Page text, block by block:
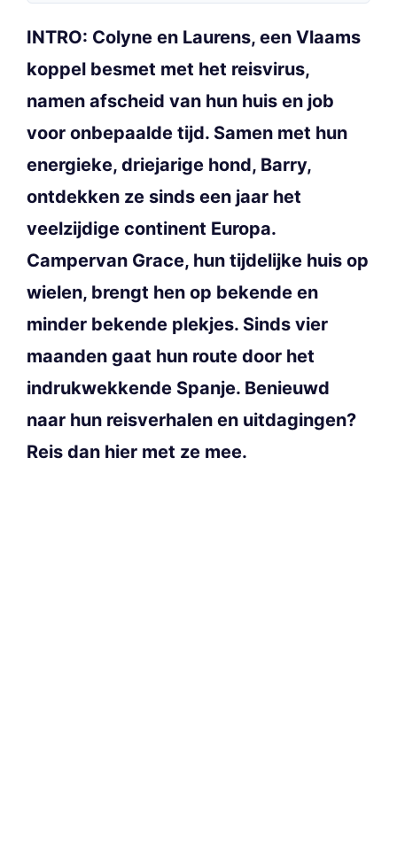
INTRO: Colyne en Laurens, een Vlaams
koppel besmet met het reisvirus,
namen afscheid van hun huis en job
voor onbepaalde tijd. Samen met hun
energieke, driejarige hond, Barry,
ontdekken ze sinds een jaar het
veelzijdige continent Europa.
Campervan Grace, hun tijdelijke huis op
wielen, brengt hen op bekende en
minder bekende plekjes. Sinds vier
maanden gaat hun route door het
indrukwekkende Spanje. Benieuwd
naar hun reisverhalen en uitdagingen?
Reis dan hier met ze mee.